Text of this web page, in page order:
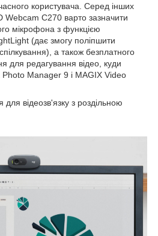
користувача. Серед інших
Webcam C270 варто зазначити
мікрофона з функцією
(дає змогу поліпшити
а також безплатного
для редагування відео, куди
Manager 9 і MAGIX Video
відеозв'язку з роздільною